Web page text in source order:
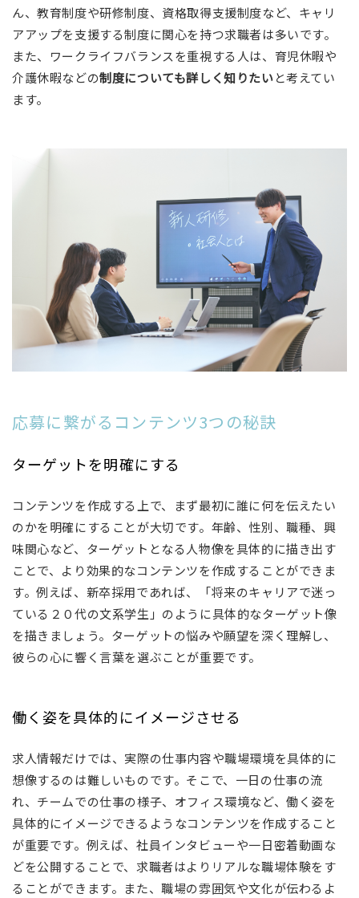
ん、教育制度や研修制度、資格取得支援制度など、キャリ
アアップを支援する制度に関心を持つ求職者は多いです。
また、ワークライフバランスを重視する人は、育児休暇や
介護休暇などの制度についても詳しく知りたいと考えてい
ます。
応募に繋がるコンテンツ3つの秘訣
ターゲットを明確にする
コンテンツを作成する上で、まず最初に誰に何を伝えたい
のかを明確にすることが大切です。年齢、性別、職種、興
味関心など、ターゲットとなる人物像を具体的に描き出す
ことで、より効果的なコンテンツを作成することができま
す。例えば、新卒採用であれば、「将来のキャリアで迷っ
ている２０代の文系学生」のように具体的なターゲット像
を描きましょう。ターゲットの悩みや願望を深く理解し、
彼らの心に響く言葉を選ぶことが重要です。
働く姿を具体的にイメージさせる
求人情報だけでは、実際の仕事内容や職場環境を具体的に
想像するのは難しいものです。そこで、一日の仕事の流
れ、チームでの仕事の様子、オフィス環境など、働く姿を
具体的にイメージできるようなコンテンツを作成すること
が重要です。例えば、社員インタビューや一日密着動画な
どを公開することで、求職者はよりリアルな職場体験をす
ることができます。また、職場の雰囲気や文化が伝わるよ